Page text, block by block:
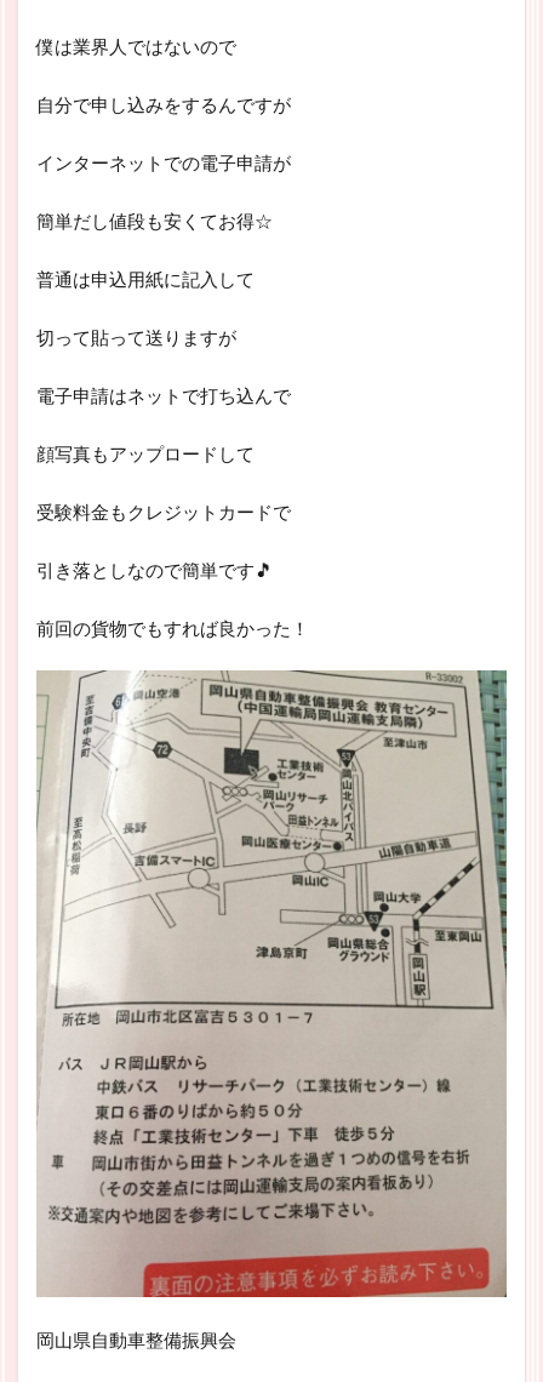
僕は業界人ではないので
自分で申し込みをするんですが
インターネットでの電子申請が
簡単だし値段も安くてお得☆
普通は申込用紙に記入して
切って貼って送りますが
電子申請はネットで打ち込んで
顔写真もアップロードして
受験料金もクレジットカードで
引き落としなので簡単です🎵
前回の貨物でもすれば良かった！
岡山県自動車整備振興会